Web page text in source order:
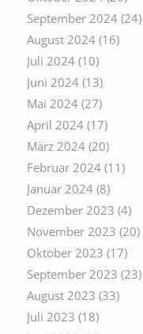
September 2024(24)
August 2024(16)
Juli 2024(10)
Juni 2024(13)
Mai 2024(27)
April 2024(17)
März 2024(20)
Februar 2024(11)
Januar 2024(8)
Dezember 2023 (4)
November 2023 (20)
Oktober 2023 (17)
September 2023 (23)
August 2023 (33)
Juli 2023 (18)